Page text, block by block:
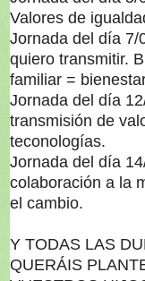
Valores de
Jornada del día 7/
quiero transmitir.
familiar =
Jornada del día
transmisión de
teconologías.
Jornada del día
colaboración a la
el cambio.
Y TODAS LAS
QUERÁIS